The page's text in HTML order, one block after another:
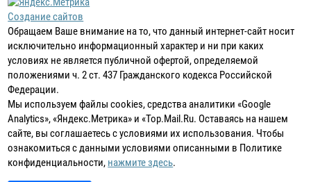
Создание сайтов
Обращаем Ваше внимание на то, что данный интернет-сайт носит
исключительно информационный характер и ни при каких
условиях не является публичной офертой, определяемой
положениями ч. 2 ст. 437 Гражданского кодекса Российской
Федерации.
Мы используем файлы cookies, средства аналитики «Google
Analytics», «Яндекс.Метрика» и «Top.Mail.Ru. Оставаясь на нашем
сайте, вы соглашаетесь с условиями их использования. Чтобы
ознакомиться с данными условиями описанными в Политике
конфиденциальности, нажмите здесь.